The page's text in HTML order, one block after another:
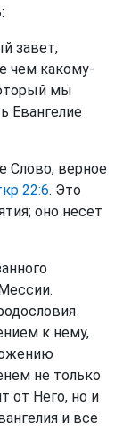
завет,
чем какому-
мы
Евангелие
Слово, верное
22:6. Это
оно несет
к нему,
не только
от Него, но и
и все